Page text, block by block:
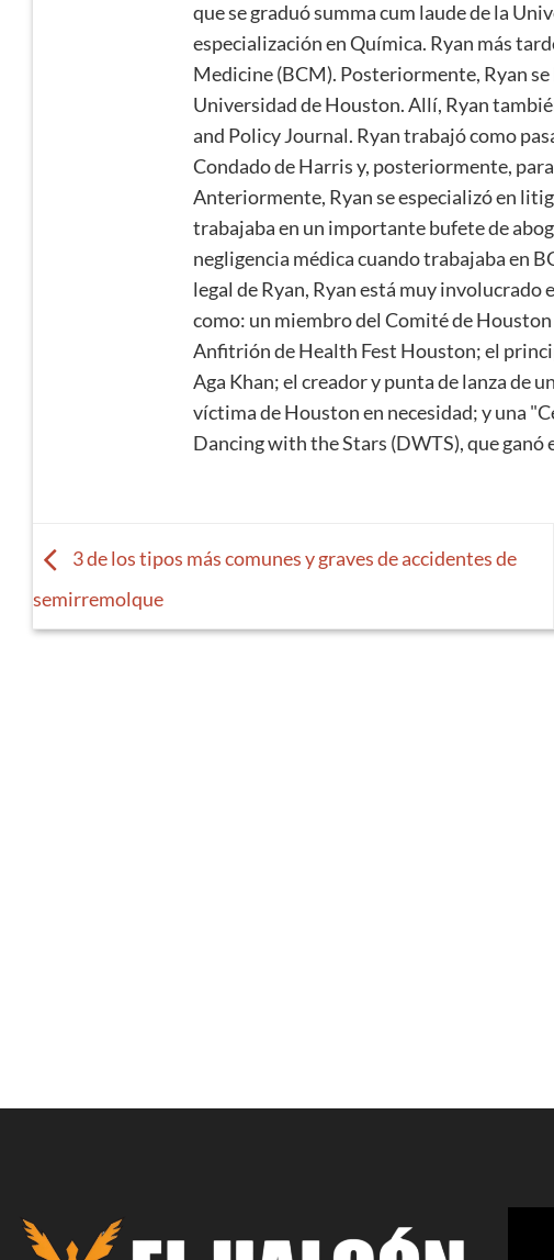
que se graduó summa cum laude de la
especialización en Química. Ryan más
Medicine (BCM). Posteriormente, Ryan
Universidad de Houston. Allí, Ryan
and Policy Journal. Ryan trabajó como
Condado de Harris y, posteriormente,
Anteriormente, Ryan se especializó en
trabajaba en un importante bufete de
negligencia médica cuando trabajaba en
legal de Ryan, Ryan está muy
como: un miembro del Comité de
Anfitrión de Health Fest Houston; el
Aga Khan; el creador y punta de lanza de
víctima de Houston en necesidad; y una
Dancing with the Stars (DWTS), que ganó
3 de los tipos más comunes y graves de accidentes de
semirremolque